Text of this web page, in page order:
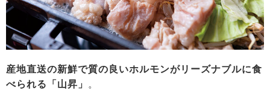
産地直送の新鮮で質の良いホルモンがリーズナブルに食
べられる「山昇」
。